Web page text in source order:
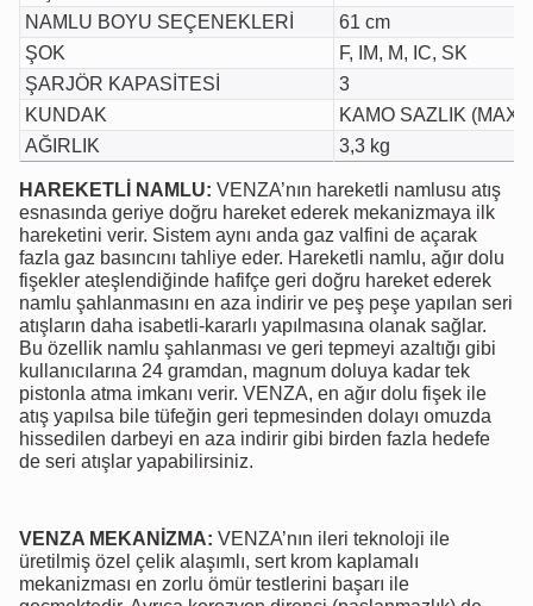
NAMLU BOYU SEÇENEKLERİ
61 cm
ŞOK
F, IM, M, IC, SK
ŞARJÖR KAPASİTESİ
3
KUNDAK
KAMO SAZLIK (MAX-
AĞIRLIK
3,3 kg
HAREKETLİ NAMLU: VENZA’nın hareketli namlusu atış
esnasında geriye doğru hareket ederek mekanizmaya ilk
hareketini verir. Sistem aynı anda gaz valfini de açarak
fazla gaz basıncını tahliye eder. Hareketli namlu, ağır dolu
fişekler ateşlendiğinde hafifçe geri doğru hareket ederek
namlu şahlanmasını en aza indirir ve peş peşe yapılan seri
atışların daha isabetli-kararlı yapılmasına olanak sağlar.
Bu özellik namlu şahlanması ve geri tepmeyi azaltığı gibi
kullanıcılarına 24 gramdan, magnum doluya kadar tek
pistonla atma imkanı verir. VENZA, en ağır dolu fişek ile
atış yapılsa bile tüfeğin geri tepmesinden dolayı omuzda
hissedilen darbeyi en aza indirir gibi birden fazla hedefe
de seri atışlar yapabilirsiniz.
VENZA MEKANİZMA: VENZA’nın ileri teknoloji ile
üretilmiş özel çelik alaşımlı, sert krom kaplamalı
mekanizması en zorlu ömür testlerini başarı ile